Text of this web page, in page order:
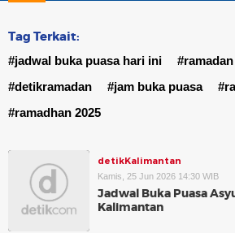
Tag Terkait:
#jadwal buka puasa hari ini
#ramadan
#detikramadan
#jam buka puasa
#ramadhan 2025
detikKalimantan
Kamis, 25 Jun 2026 14:30 WIB
Jadwal Buka Puasa
Kalimantan